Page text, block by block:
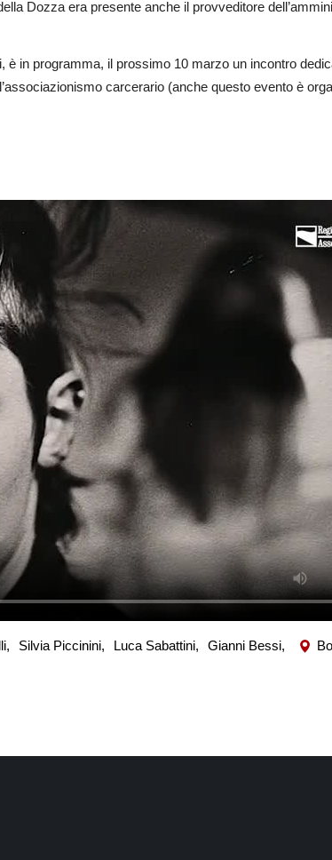
Dozza era presente anche il provveditore
in programma, il prossimo 10 marzo un incontro
carcerario (anche questo evento è
Silvia Piccinini, Luca Sabattini, Gianni Bessi,